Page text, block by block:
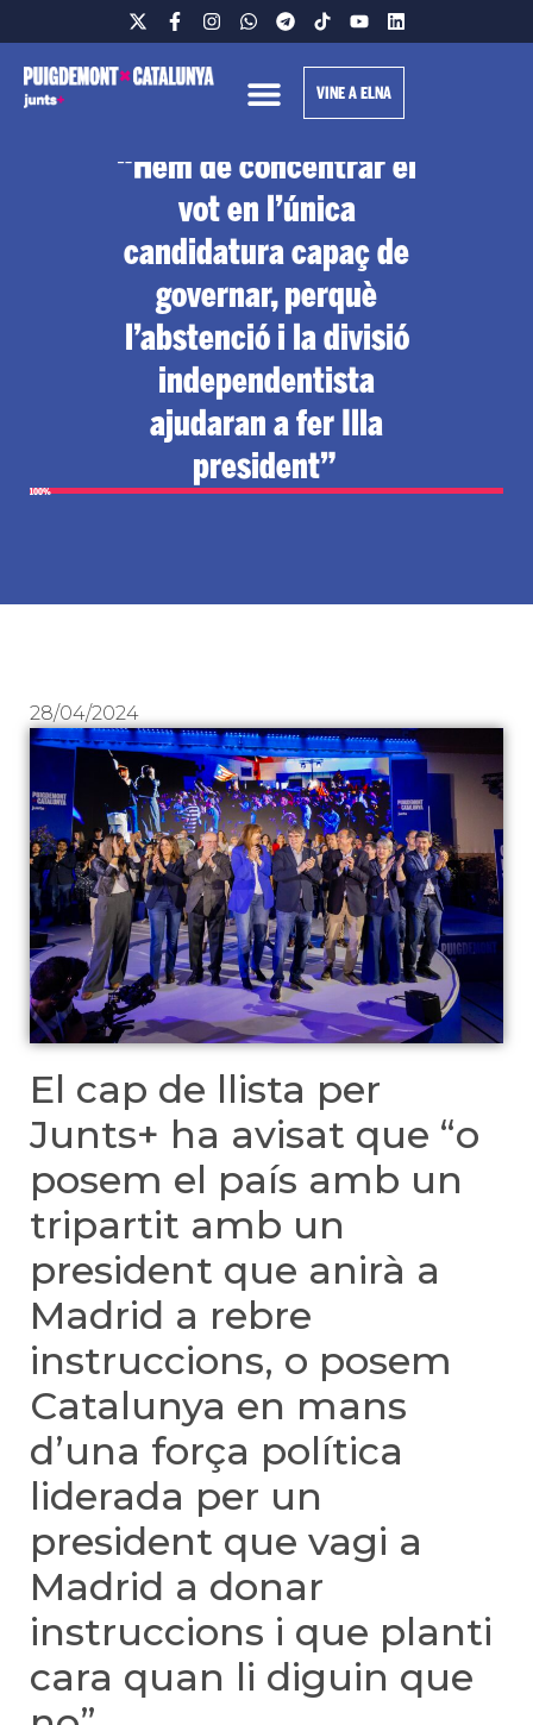
VINE A ELNA
President Puigdemont:
“Hem de concentrar el
vot en l’única
candidatura capaç de
governar, perquè
l’abstenció i la divisió
independentista
ajudaran a fer Illa
president”
100%
28/04/2024
El cap de llista per
Junts+ ha avisat que “o
posem el país amb un
tripartit amb un
president que anirà a
Madrid a rebre
instruccions, o posem
Catalunya en mans
d’una força política
liderada per un
president que vagi a
Madrid a donar
instruccions i que planti
cara quan li diguin que